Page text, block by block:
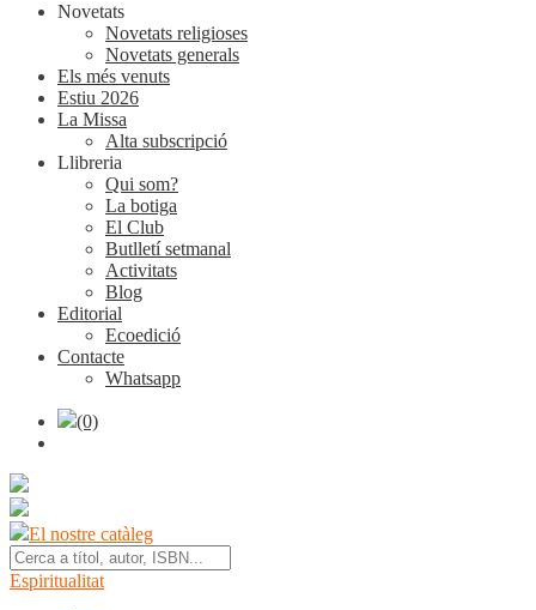
Novetats
Novetats religioses
Novetats generals
Els més venuts
Estiu 2026
La Missa
Alta subscripció
Llibreria
Qui som?
La botiga
El Club
Butlletí setmanal
Activitats
Blog
Editorial
Ecoedició
Contacte
Whatsapp
(0)
El nostre catàleg
Espiritualitat